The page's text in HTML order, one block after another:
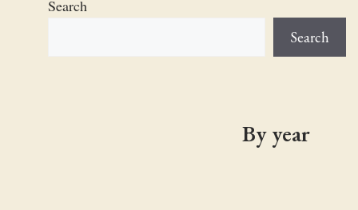
Search
Search
By year